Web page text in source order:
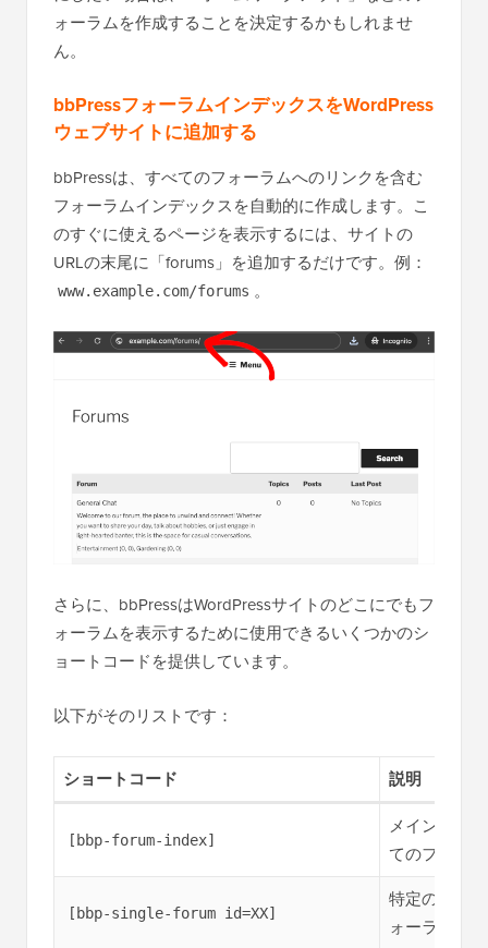
ォーラムを作成することを決定するかもしれませ
ん。
bbPressフォーラムインデックスをWordPress
ウェブサイトに追加する
bbPressは、すべてのフォーラムへのリンクを含む
フォーラムインデックスを自動的に作成します。こ
のすぐに使えるページを表示するには、サイトの
URLの末尾に「forums」を追加するだけです。例：
www.example.com/forums 。
さらに、bbPressはWordPressサイトのどこにでもフ
ォーラムを表示するために使用できるいくつかのシ
ョートコードを提供しています。
以下がそのリストです：
ショートコード 説明
[bbp-forum-index]
メインのフ
てのフォー
[bbp-single-forum id=XX]
特定のフォ
ォーラムID